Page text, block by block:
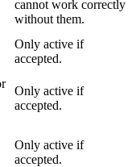
cannot work correctly
without them.
Only active if
accepted.
Only active if
accepted.
Only active if
accepted.